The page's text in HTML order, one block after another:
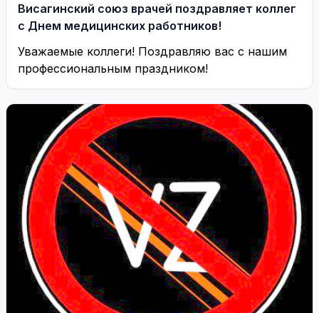
Висагинский союз врачей поздравляет коллег
с Днем медицинских работников!
Уважаемые коллеги! Поздравляю вас с нашим
профессиональным праздником!